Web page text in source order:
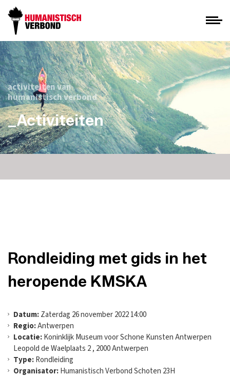
activiteiten van
humanistisch verbond
_Activiteiten
Rondleiding met gids in het
heropende KMSKA
Datum:Zaterdag 26 november 2022 14:00
Regio:Antwerpen
Locatie:Koninklijk Museum voor Schone Kunsten Antwerpen
Leopold de Waelplaats 2 , 2000 Antwerpen
Type:Rondleiding
Organisator:Humanistisch Verbond Schoten 23H